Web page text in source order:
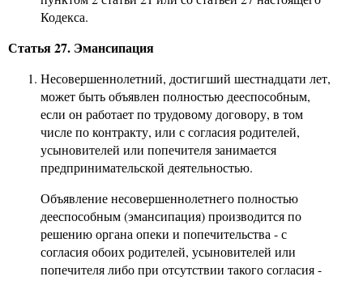
Кодекса.
Статья 27. Эмансипация
Несовершеннолетний, достигший шестнадцати лет,
может быть объявлен полностью дееспособным,
если он работает по трудовому договору, в том
числе по контракту, или с согласия родителей,
усыновителей или попечителя занимается
предпринимательской деятельностью.
Объявление несовершеннолетнего полностью
дееспособным (эмансипация) производится по
решению органа опеки и попечительства - с
согласия обоих родителей, усыновителей или
попечителя либо при отсутствии такого согласия -